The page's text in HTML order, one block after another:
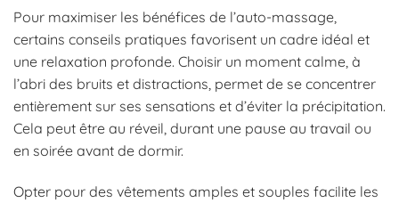
Pour maximiser les bénéfices de l’auto-massage,
certains conseils pratiques favorisent un cadre idéal et
une relaxation profonde. Choisir un moment calme, à
l’abri des bruits et distractions, permet de se concentrer
entièrement sur ses sensations et d’éviter la précipitation.
Cela peut être au réveil, durant une pause au travail ou
en soirée avant de dormir.
Opter pour des vêtements amples et souples facilite les